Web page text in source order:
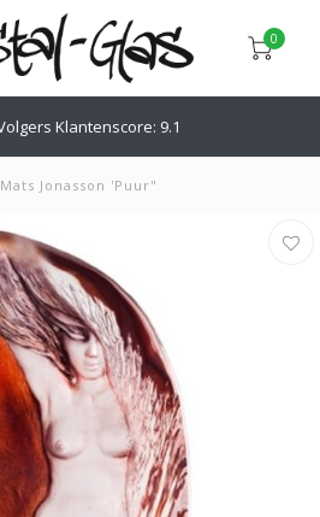
0
Advies nodig: Bel
Mats Jonasson 'Puur"